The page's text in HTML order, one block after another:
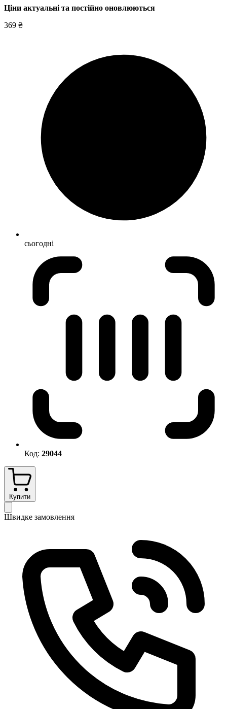
Ціни актуальні та постійно оновлюються
369 ₴
сьогодні
Код: 29044
Купити
Швидке замовлення